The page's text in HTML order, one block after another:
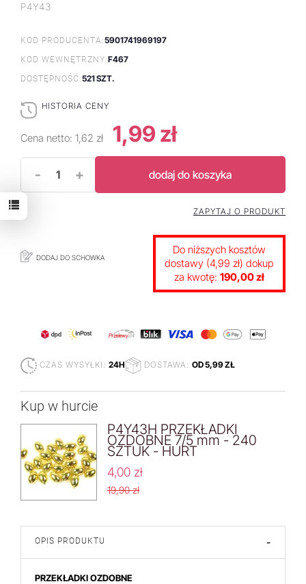
P4Y43
KOD PRODUCENTA:5901741969197
KOD WEWNĘTRZNY:F467
DOSTĘPNOŚĆ:521 SZT.
HISTORIA CENY
Cena netto: 1,62 zł 1,99 zł
- + dodaj do koszyka
DODAJ DO SCHOWKA
ZAPYTAJ O PRODUKT
Do niższych kosztów
dostawy (4,99 zł) dokup
za kwotę: 190,00 zł
CZAS WYSYŁKI: 24H DOSTAWA: OD 5,99 ZŁ
Kup w hurcie
P4Y43H PRZEKŁADKI
OZDOBNE 7/5 mm - 240
SZTUK - HURT
4,00 zł
19,90 zł
OPIS PRODUKTU -
PRZEKŁADKI OZDOBNE